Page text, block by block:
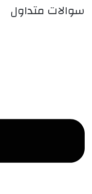
سوالات متداول